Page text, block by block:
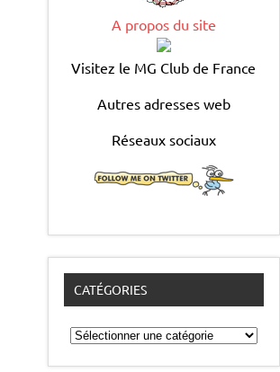
A propos du site
Visitez le MG Club de France
Autres adresses web
Réseaux sociaux
CATÉGORIES
Catégories